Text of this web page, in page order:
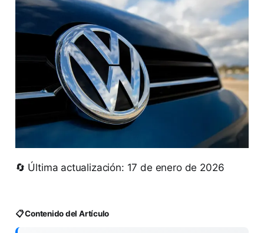
🔄 Última actualización: 17 de enero de 2026
📋 Contenido del Artículo